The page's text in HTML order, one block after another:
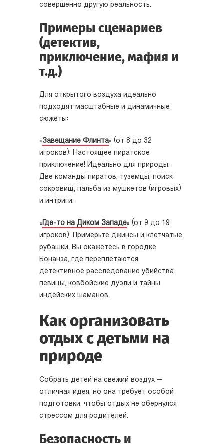
совершенно другую реальность.
Примеры сценариев
(детектив,
приключение, мафия и
т.д.)
Для открытого воздуха идеально
подходят масштабные и динамичные
сюжеты:
«Завещание Флинта» (от 8 до 32
игроков): Настоящее пиратское
приключение! Идеально для природы.
Две команды пиратов, туземцы, поиск
сокровищ, пальба из мушкетов (игровых)
и интриги.
«Где-то на Диком Западе» (от 9 до 19
игроков): Примерьте джинсы и клетчатые
рубашки. Вы окажетесь в городке
Бонанза, где переплетаются
детективное расследование убийства
певицы, ковбойские дуэли и тайны
индейских шаманов.
Как организовать
отдых с детьми на
природе
Собрать детей на свежий воздух —
отличная идея, но она требует особой
подготовки, чтобы отдых не обернулся
стрессом для родителей.
Безопасность и